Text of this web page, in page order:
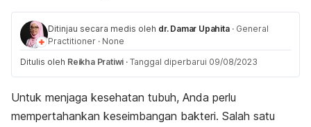
Ditinjau secara medis oleh dr. Damar Upahita · General
Practitioner · None
Ditulis oleh Reikha Pratiwi · Tanggal diperbarui 09/08/2023
Untuk menjaga kesehatan tubuh, Anda perlu
mempertahankan keseimbangan bakteri. Salah satu